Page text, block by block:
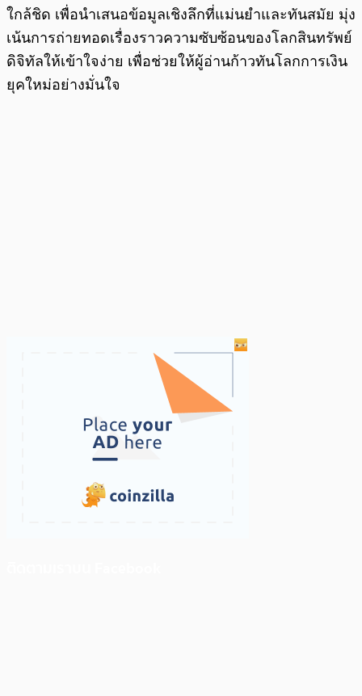
ใกล้ชิด เพื่อนำเสนอข้อมูลเชิงลึกที่แม่นยำและทันสมัย มุ่ง
เน้นการถ่ายทอดเรื่องราวความซับซ้อนของโลกสินทรัพย์
ดิจิทัลให้เข้าใจง่าย เพื่อช่วยให้ผู้อ่านก้าวทันโลกการเงิน
ยุคใหม่อย่างมั่นใจ